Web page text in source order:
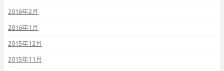
2016年2月
2016年1月
2015年12月
2015年11月